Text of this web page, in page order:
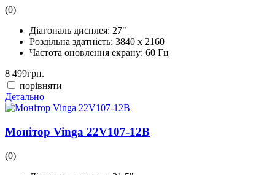
(0)
Діагональ дисплея: 27"
Роздільна здатність: 3840 x 2160
Частота оновлення екрану: 60 Гц
8 499грн.
порівняти
Детально
Монітор Vinga 22V107-12B
(0)